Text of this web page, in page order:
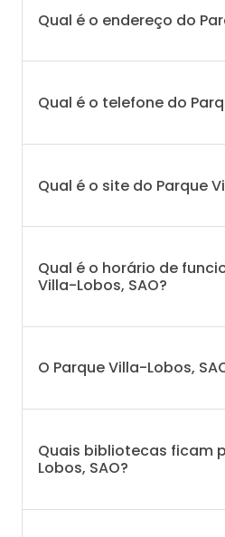
Qual é o endereço do
Qual é o telefone do
Qual é o site do Parque
Qual é o horário de
Villa-Lobos, SAO?
O Parque Villa-Lobos,
Quais bibliotecas ficam
Lobos, SAO?